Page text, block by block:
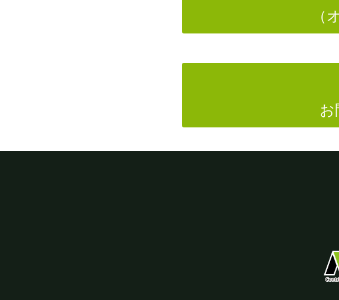
（